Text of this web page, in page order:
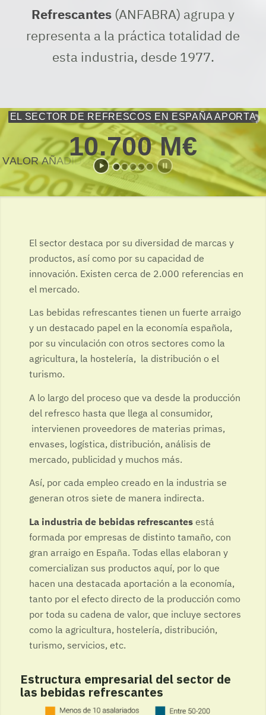
Refrescantes (ANFABRA) agrupa y
representa a la práctica totalidad de
esta industria, desde 1977.
EL SECTOR DE REFRESCOS EN ESPAÑA APORTA
10.700 M€
VALOR AÑADIDO BRUTO (VAB) TOT AL G ER O
El sector destaca por su diversidad de marcas y
productos, así como por su capacidad de
innovación. Existen cerca de 2.000 referencias en
el mercado.
Las bebidas refrescantes tienen un fuerte arraigo
y un destacado papel en la economía española,
por su vinculación con otros sectores como la
agricultura, la hostelería, la distribución o el
turismo.
A lo largo del proceso que va desde la producción
del refresco hasta que llega al consumidor,
intervienen proveedores de materias primas,
envases, logística, distribución, análisis de
mercado, publicidad y muchos más.
Así, por cada empleo creado en la industria se
generan otros siete de manera indirecta.
La industria de bebidas refrescantesestá
formada por empresas de distinto tamaño, con
gran arraigo en España. Todas ellas elaboran y
comercializan sus productos aquí, por lo que
hacen una destacada aportación a la economía,
tanto por el efecto directo de la producción como
por toda su cadena de valor, que incluye sectores
como la agricultura, hostelería, distribución,
turismo, servicios, etc.
Estructura empresarial del sector de
las bebidas refrescantes